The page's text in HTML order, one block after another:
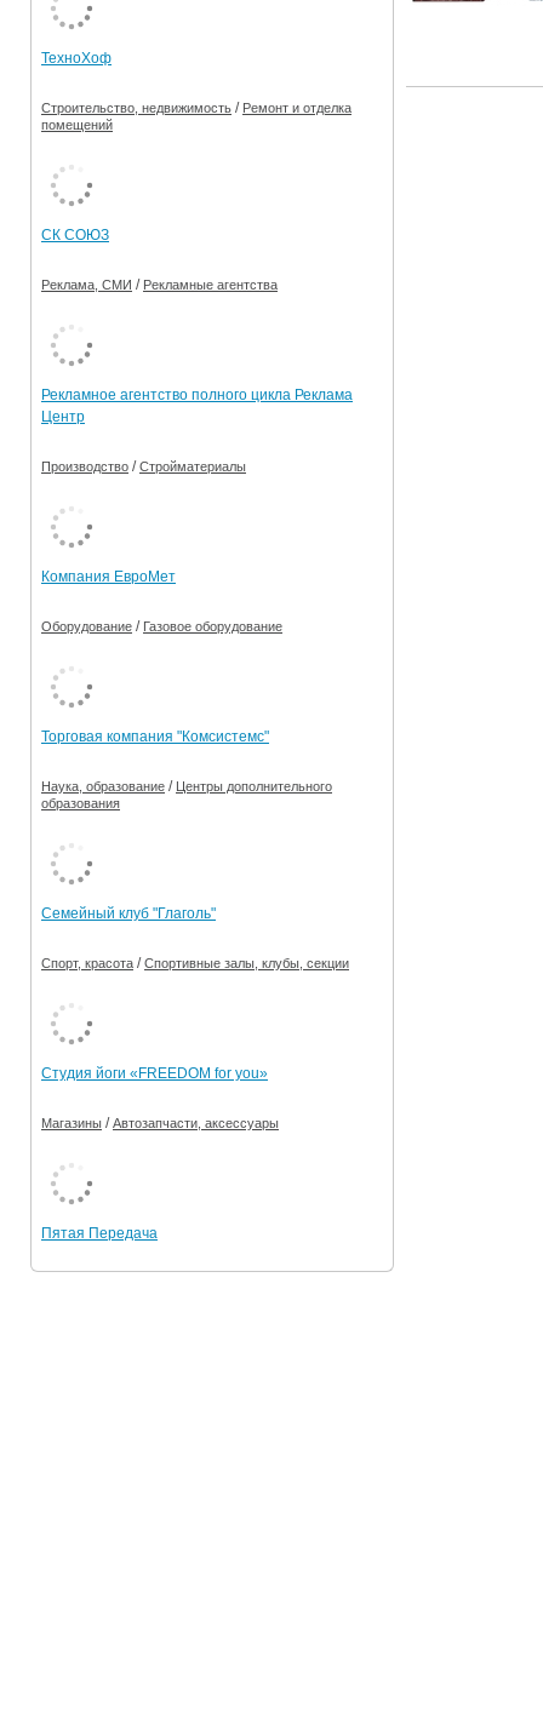
ТехноХоф
Строительство, недвижимость / Ремонт и отделка
помещений
СК СОЮЗ
Реклама, СМИ / Рекламные агентства
Рекламное агентство полного цикла Реклама
Центр
Производство /Стройматериалы
Компания ЕвроМет
Оборудование / Газовое оборудование
Торговая компания "Комсистемс"
Наука, образование / Центры дополнительного
образования
Семейный клуб "Глаголь"
Спорт, красота /Спортивные залы, клубы, секции
Студия йоги «FREEDOM for you»
Магазины /Автозапчасти, аксессуары
Пятая Передача